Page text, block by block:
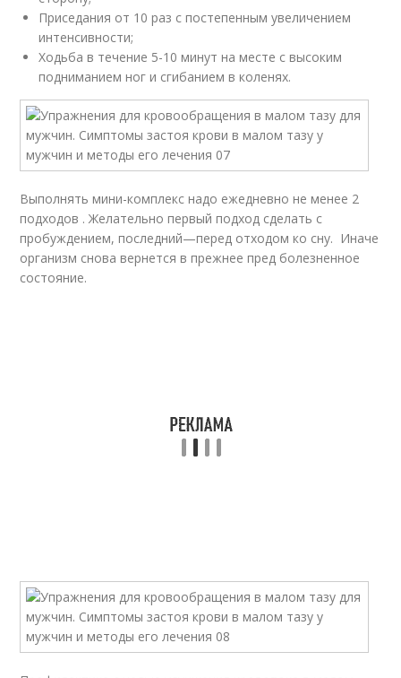
Приседания от 10 раз с постепенным увеличением
интенсивности;
Ходьба в течение 5-10 минут на месте с высоким
подниманием ног и сгибанием в коленях.
Выполнять мини-комплекс надо ежедневно не менее 2
подходов . Желательно первый подход сделать с
пробуждением, последний—перед отходом ко сну. Иначе
организм снова вернется в прежнее пред болезненное
состояние.